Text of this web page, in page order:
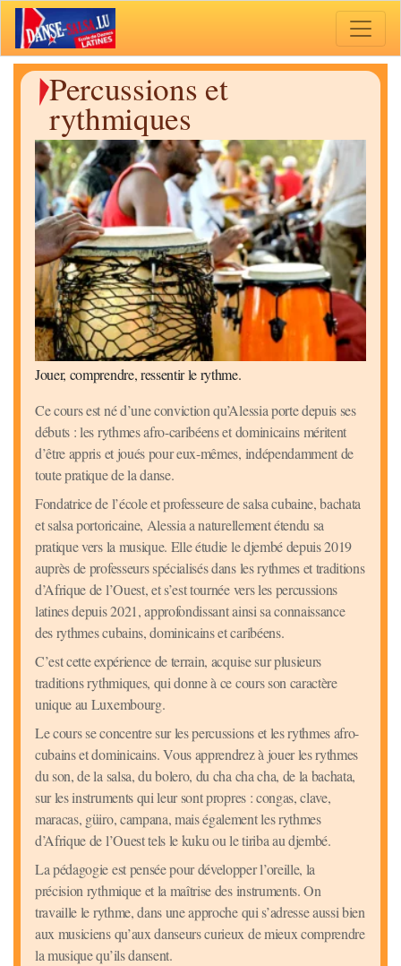
Percussions et
rythmiques
Jouer, comprendre, ressentir le rythme.
Ce cours est né d’une conviction qu’Alessia porte depuis ses
débuts : les rythmes afro-caribéens et dominicains méritent
d’être appris et joués pour eux-mêmes, indépendamment de
toute pratique de la danse.
Fondatrice de l’école et professeure de salsa cubaine, bachata
et salsa portoricaine, Alessia a naturellement étendu sa
pratique vers la musique. Elle étudie le djembé depuis 2019
auprès de professeurs spécialisés dans les rythmes et traditions
d’Afrique de l’Ouest, et s’est tournée vers les percussions
latines depuis 2021, approfondissant ainsi sa connaissance
des rythmes cubains, dominicains et caribéens.
C’est cette expérience de terrain, acquise sur plusieurs
traditions rythmiques, qui donne à ce cours son caractère
unique au Luxembourg.
Le cours se concentre sur les percussions et les rythmes afro-
cubains et dominicains. Vous apprendrez à jouer les rythmes
du son, de la salsa, du bolero, du cha cha cha, de la bachata,
sur les instruments qui leur sont propres : congas, clave,
maracas, güiro, campana, mais également les rythmes
d’Afrique de l’Ouest tels le kuku ou le tiriba au djembé.
La pédagogie est pensée pour développer l’oreille, la
précision rythmique et la maîtrise des instruments. On
travaille le rythme, dans une approche qui s’adresse aussi bien
aux musiciens qu’aux danseurs curieux de mieux comprendre
la musique qu’ils dansent.